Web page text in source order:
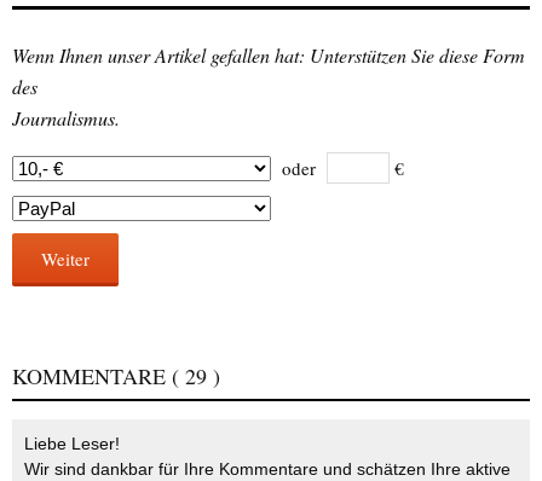
Wenn Ihnen unser Artikel gefallen hat: Unterstützen Sie diese Form
des
Journalismus.
oder €
Weiter
KOMMENTARE ( 29 )
Liebe Leser!
Wir sind dankbar für Ihre Kommentare und schätzen Ihre aktive